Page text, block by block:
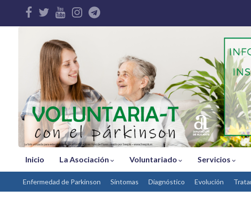
Inicio La Asociación Voluntariado Servicios
Enfermedad de Parkinson Síntomas Díagnóstico Evolución